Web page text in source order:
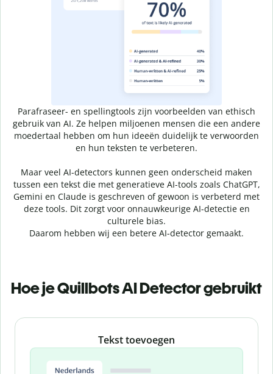
Parafraseer- en spellingtools zijn voorbeelden van ethisch
gebruik van AI. Ze helpen miljoenen mensen die een andere
moedertaal hebben om hun ideeën duidelijk te verwoorden
en hun teksten te verbeteren.
Maar veel AI-detectors kunnen geen onderscheid maken
tussen een tekst die met generatieve AI-tools zoals ChatGPT,
Gemini en Claude is geschreven of gewoon is verbeterd met
deze tools. Dit zorgt voor onnauwkeurige AI-detectie en
culturele bias.
Daarom hebben wij een betere AI-detector gemaakt.
Hoe je Quillbots AI Detector gebruikt
Slide 1 of 3
Tekst toevoegen